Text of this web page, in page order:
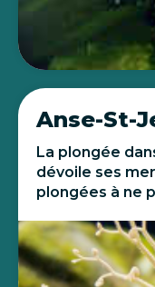
Anse-St-
La plongée
dévoile ses
plongées à ne